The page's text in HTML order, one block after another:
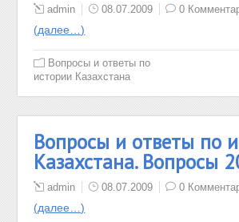
admin 08.07.2009 0
(далее…)
Вопросы и ответы по
истории Казахстана
Вопросы и ответы по
Казахстана. Вопросы
admin 08.07.2009 0
(далее…)